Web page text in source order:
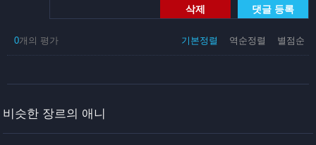
삭제 댓글 등록
기본정렬 역순정렬 별점순
0개의 평가
비슷한 장르의 애니